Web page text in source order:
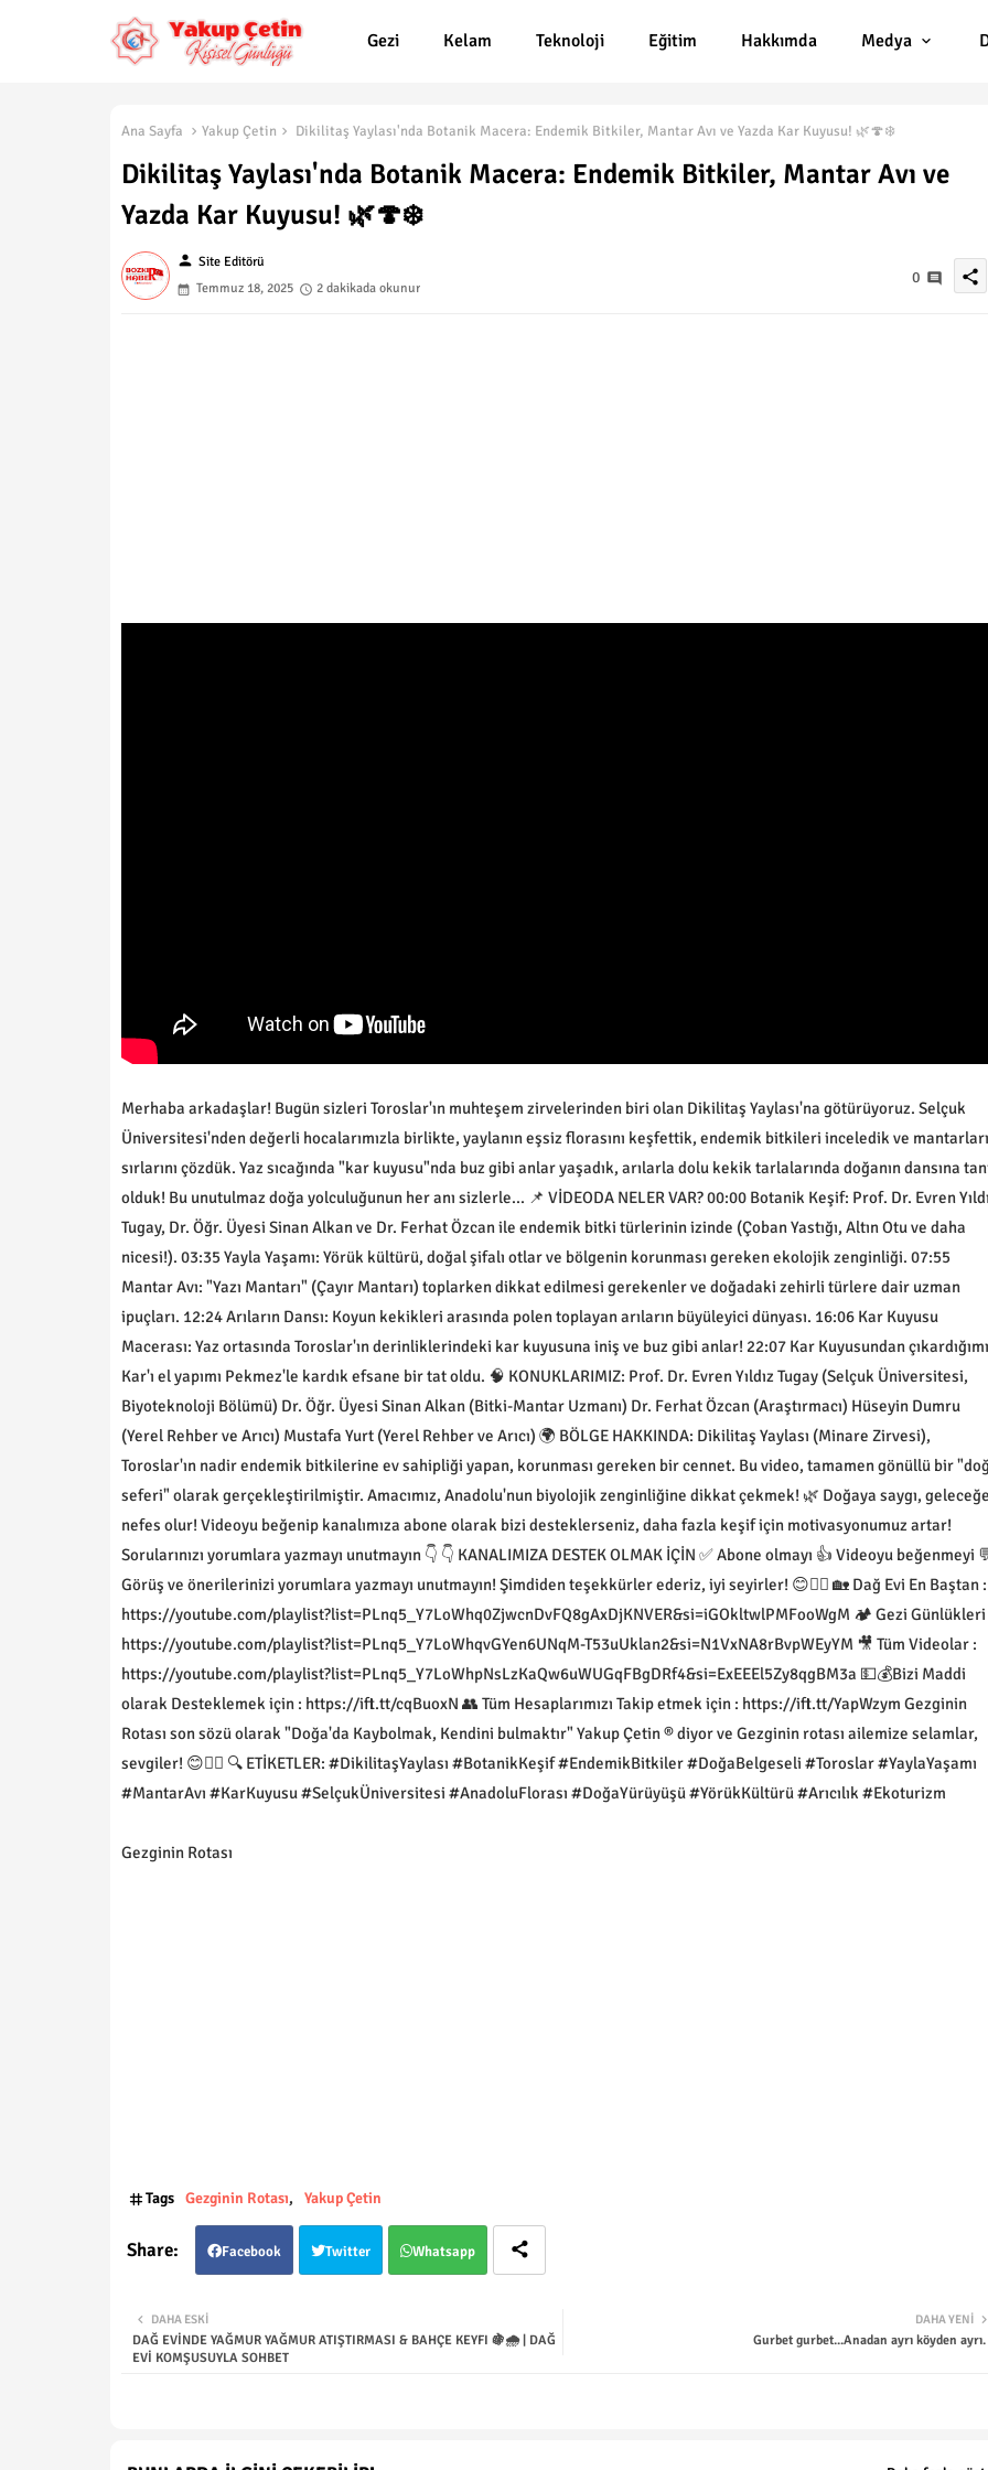
Gezi Kelam Teknoloji Eğitim Hakkımda Medya
Ana Sayfa Yakup Çetin Dikilitaş Yaylası'nda Botanik Macera: Endemik Bitkiler, Mantar Avı ve Yazda Kar Kuyusu! 🌿🍄❄️
Dikilitaş Yaylası'nda Botanik Macera: Endemik Bitkiler, Mantar Avı ve
Yazda Kar Kuyusu! 🌿🍄❄️
person Site Editörü
Temmuz 18, 2025
2 dakikada okunur
0 share
Merhaba arkadaşlar! Bugün sizleri Toroslar'ın muhteşem zirvelerinden biri olan Dikilitaş Yaylası'na götürüyoruz. Selçuk
Üniversitesi'nden değerli hocalarımızla birlikte, yaylanın eşsiz florasını keşfettik, endemik bitkileri inceledik ve
sırlarını çözdük. Yaz sıcağında "kar kuyusu"nda buz gibi anlar yaşadık, arılarla dolu kekik tarlalarında doğanın dansına
olduk! Bu unutulmaz doğa yolculuğunun her anı sizlerle... 📌 VİDEODA NELER VAR? 00:00 Botanik Keşif: Prof. Dr. Evren
Tugay, Dr. Öğr. Üyesi Sinan Alkan ve Dr. Ferhat Özcan ile endemik bitki türlerinin izinde (Çoban Yastığı, Altın Otu ve daha
nicesi!). 03:35 Yayla Yaşamı: Yörük kültürü, doğal şifalı otlar ve bölgenin korunması gereken ekolojik zenginliği. 07:55
Mantar Avı: "Yazı Mantarı" (Çayır Mantarı) toplarken dikkat edilmesi gerekenler ve doğadaki zehirli türlere dair uzman
ipuçları. 12:24 Arıların Dansı: Koyun kekikleri arasında polen toplayan arıların büyüleyici dünyası. 16:06 Kar Kuyusu
Macerası: Yaz ortasında Toroslar'ın derinliklerindeki kar kuyusuna iniş ve buz gibi anlar! 22:07 Kar Kuyusundan
Kar'ı el yapımı Pekmez'le kardık efsane bir tat oldu. 🧠 KONUKLARIMIZ: Prof. Dr. Evren Yıldız Tugay (Selçuk Üniversitesi,
Biyoteknoloji Bölümü) Dr. Öğr. Üyesi Sinan Alkan (Bitki-Mantar Uzmanı) Dr. Ferhat Özcan (Araştırmacı) Hüseyin Dumru
(Yerel Rehber ve Arıcı) Mustafa Yurt (Yerel Rehber ve Arıcı) 🌍 BÖLGE HAKKINDA: Dikilitaş Yaylası (Minare Zirvesi),
Toroslar'ın nadir endemik bitkilerine ev sahipliği yapan, korunması gereken bir cennet. Bu video, tamamen gönüllü bir
seferi" olarak gerçekleştirilmiştir. Amacımız, Anadolu'nun biyolojik zenginliğine dikkat çekmek! 🌿 Doğaya saygı,
nefes olur! Videoyu beğenip kanalımıza abone olarak bizi desteklerseniz, daha fazla keşif için motivasyonumuz artar!
Sorularınızı yorumlara yazmayı unutmayın 👇 👇 KANALIMIZA DESTEK OLMAK İÇİN ✅ Abone olmayı 👍 Videoyu beğenmeyi
Görüş ve önerilerinizi yorumlara yazmayı unutmayın! Şimdiden teşekkürler ederiz, iyi seyirler! 😊🙋‍♂️ 🏡 Dağ Evi En Baştan :
https://youtube.com/playlist?list=PLnq5_Y7LoWhq0ZjwcnDvFQ8gAxDjKNVER&si=iGOkltwlPMFooWgM 🏕 Gezi Günlükleri
https://youtube.com/playlist?list=PLnq5_Y7LoWhqvGYen6UNqM-T53uUklan2&si=N1VxNA8rBvpWEyYM 🎥 Tüm Videolar :
https://youtube.com/playlist?list=PLnq5_Y7LoWhpNsLzKaQw6uWUGqFBgDRf4&si=ExEEEl5Zy8qgBM3a 💵💰Bizi Maddi
olarak Desteklemek için : https://ift.tt/cqBuoxN 👥 Tüm Hesaplarımızı Takip etmek için : https://ift.tt/YapWzym Gezginin
Rotası son sözü olarak "Doğa'da Kaybolmak, Kendini bulmaktır" Yakup Çetin ® diyor ve Gezginin rotası ailemize selamlar,
sevgiler! 😊🙋‍♂️ 🔍 ETİKETLER: #DikilitaşYaylası #BotanikKeşif #EndemikBitkiler #DoğaBelgeseli #Toroslar #YaylaYaşamı
#MantarAvı #KarKuyusu #SelçukÜniversitesi #AnadoluFlorası #DoğaYürüyüşü #YörükKültürü #Arıcılık #Ekoturizm
Gezginin Rotası
Tags Gezginin Rotası Yakup Çetin
Facebook Twitter Whatsapp
DAHA YENI
Gurbet gurbet...Anadan ayrı köyden ayrı.
DAHA ESKI
DAĞ EVİNDE YAĞMUR YAĞMUR ATIŞTIRMASI & BAHÇE KEYFI 🍇🌧️ | DAĞ
EVİ KOMŞUSUYLA SOHBET